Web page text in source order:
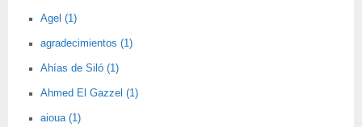
Agel (1)
agradecimientos (1)
Ahías de Siló (1)
Ahmed El Gazzel (1)
aioua (1)